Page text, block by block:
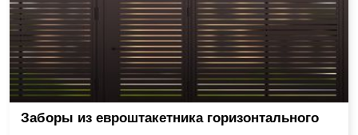
Заборы из евроштакетника горизонтального